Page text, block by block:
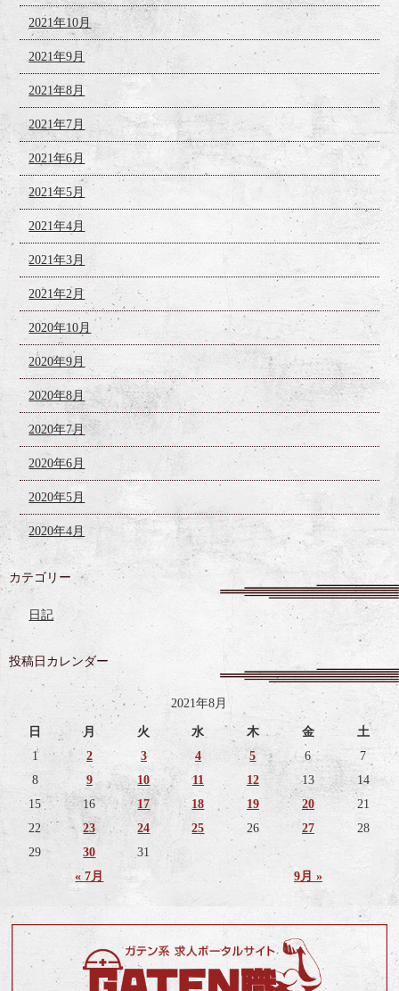
2021年10月
2021年9月
2021年8月
2021年7月
2021年6月
2021年5月
2021年4月
2021年3月
2021年2月
2020年10月
2020年9月
2020年8月
2020年7月
2020年6月
2020年5月
2020年4月
カテゴリー
日記
投稿日カレンダー
2021年8月
日 月 火 水 木 金 土
« 7月 9月 »
1 2 3 4 5 6
7
8
9 10 11 12 13
14
15
16 17 18 19 20
21
22
23 24 25 26 27
28
29
30 31